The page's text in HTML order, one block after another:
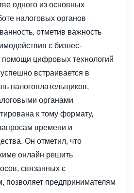
одного из основных
налоговых органов
отметив важность
с бизнес-
цифровых технологий
встраивается в
налогоплательщиков,
органами
к тому формату,
времени и
Он отметил, что
онлайн решить
связанных с
позволяет предпринимателям